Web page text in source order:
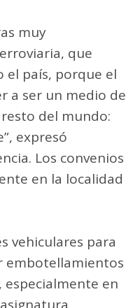
muy
que
el país, porque el
a ser un medio de
del mundo:
expresó
Los convenios
en la localidad
vehiculares para
embotellamientos
especialmente en